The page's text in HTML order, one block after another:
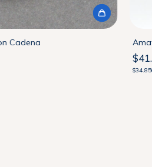
Cadena